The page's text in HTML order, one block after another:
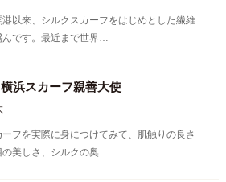
港以来、シルクスカーフをはじめとした繊維
んです。最近まで世界…
浜スカーフ親善大使
ーフを実際に身につけてみて、肌触りの良さ
の美しさ、シルクの奥…